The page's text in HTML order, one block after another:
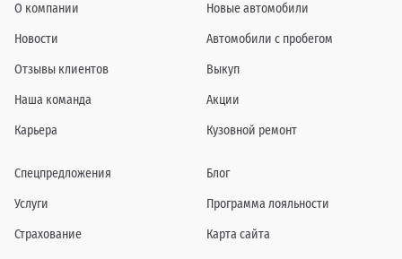
О компании
Новости
Отзывы клиентов
Наша команда
Карьера
Новые автомобили
Автомобили с пробегом
Выкуп
Акции
Кузовной ремонт
Спецпредложения
Услуги
Страхование
Блог
Программа лояльности
Карта сайта